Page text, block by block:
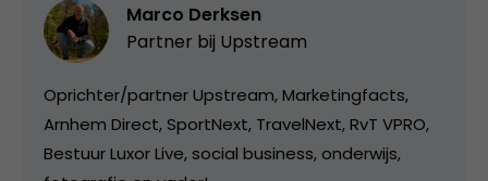
Marco Derksen
Partner bij Upstream
Oprichter/partner Upstream, Marketingfacts,
Arnhem Direct, SportNext, TravelNext, RvT VPRO,
Bestuur Luxor Live, social business, onderwijs,